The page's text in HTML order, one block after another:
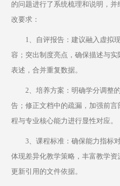
的问题进行了系统梳理和说明，
改要求：
1、自评报告：建议融入虚拟
容；突出制度亮点，确保描述与
表述，合并重复数据。
2、培养方案：明确学分调整
告；修正文档中的疏漏，加强前言
程与专业核心能力进行显性对应。
3、课程标准：确保能力指标
体现差异化教学策略，丰富教学
更新引用的文件依据。